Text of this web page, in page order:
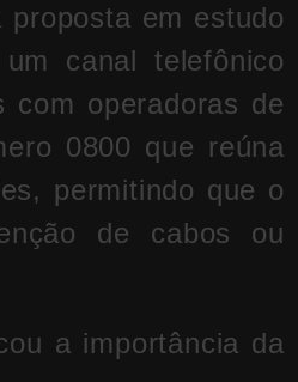
em estudo
canal telefônico
com operadoras de
0800 que reúna
permitindo que o
de cabos ou
a importância da